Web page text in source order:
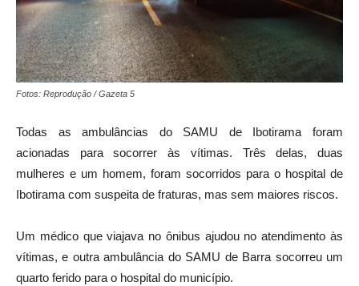
Fotos: Reprodução / Gazeta 5
Todas as ambulâncias do SAMU de Ibotirama foram
acionadas para socorrer às vítimas. Três delas, duas
mulheres e um homem, foram socorridos para o hospital de
Ibotirama com suspeita de fraturas, mas sem maiores riscos.
Um médico que viajava no ônibus ajudou no atendimento às
vítimas, e outra ambulância do SAMU de Barra socorreu um
quarto ferido para o hospital do município.